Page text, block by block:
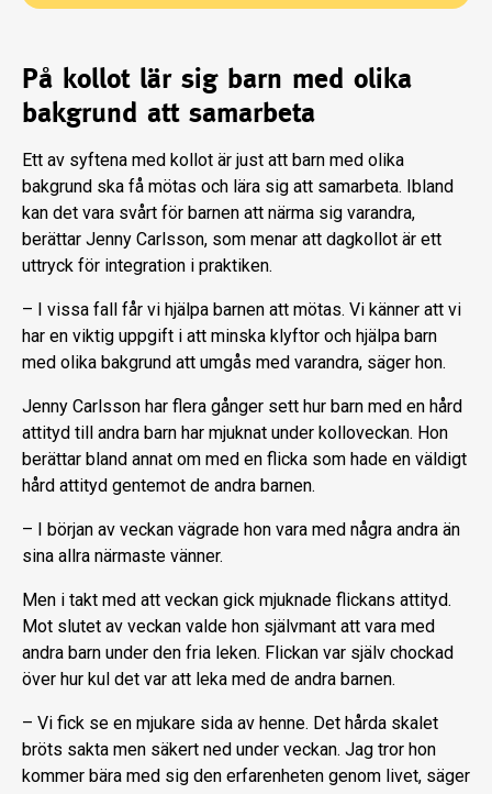
På kollot lär sig barn med olika
bakgrund att samarbeta
Ett av syftena med kollot är just att barn med olika
bakgrund ska få mötas och lära sig att samarbeta. Ibland
kan det vara svårt för barnen att närma sig varandra,
berättar Jenny Carlsson, som menar att dagkollot är ett
uttryck för integration i praktiken.
– I vissa fall får vi hjälpa barnen att mötas. Vi känner att vi
har en viktig uppgift i att minska klyftor och hjälpa barn
med olika bakgrund att umgås med varandra, säger hon.
Jenny Carlsson har flera gånger sett hur barn med en hård
attityd till andra barn har mjuknat under kolloveckan. Hon
berättar bland annat om med en flicka som hade en väldigt
hård attityd gentemot de andra barnen.
– I början av veckan vägrade hon vara med några andra än
sina allra närmaste vänner.
Men i takt med att veckan gick mjuknade flickans attityd.
Mot slutet av veckan valde hon självmant att vara med
andra barn under den fria leken. Flickan var själv chockad
över hur kul det var att leka med de andra barnen.
– Vi fick se en mjukare sida av henne. Det hårda skalet
bröts sakta men säkert ned under veckan. Jag tror hon
kommer bära med sig den erfarenheten genom livet, säger